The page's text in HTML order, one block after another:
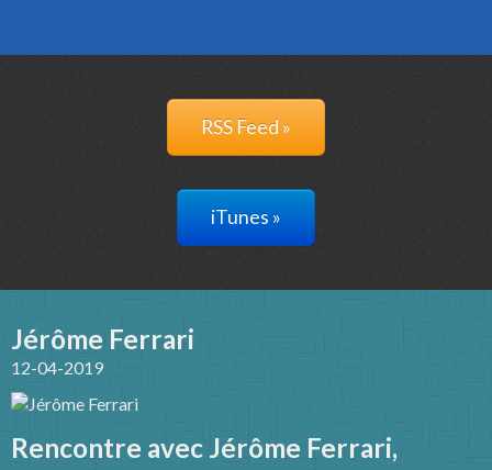
RSS Feed »
iTunes »
Jérôme Ferrari
12-04-2019
Rencontre avec Jérôme Ferrari,